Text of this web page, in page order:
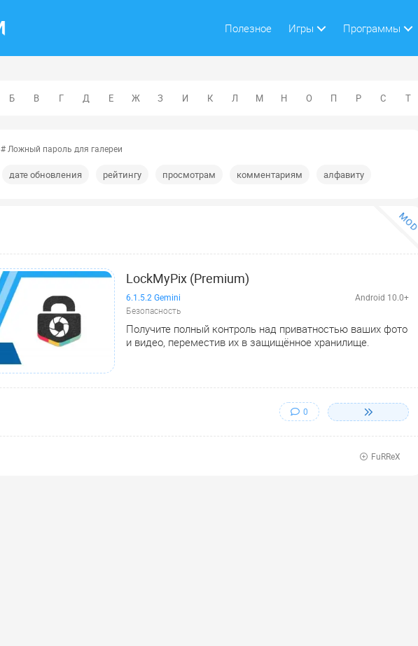
Полезное Игры Программы
Б В Г Д Е Ж З И К Л М Н О П Р С Т
# Ложный пароль для галереи
дате обновления рейтингу просмотрам комментариям алфавиту
MOD
LockMyPix (Premium)
6.1.5.2 Gemini Android 10.0+
Безопасность
Получите полный контроль над приватностью ваших фото
и видео, переместив их в защищённое хранилище.
0
FuRReX